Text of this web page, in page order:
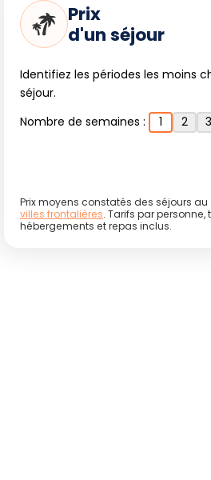
Prix
d'un séjour
Identifiez les périodes les moins
séjour.
Nombre de semaines :
1 2 3
Prix moyens constatés des séjours
villes frontalières. Tarifs par personne,
hébergements et repas inclus.